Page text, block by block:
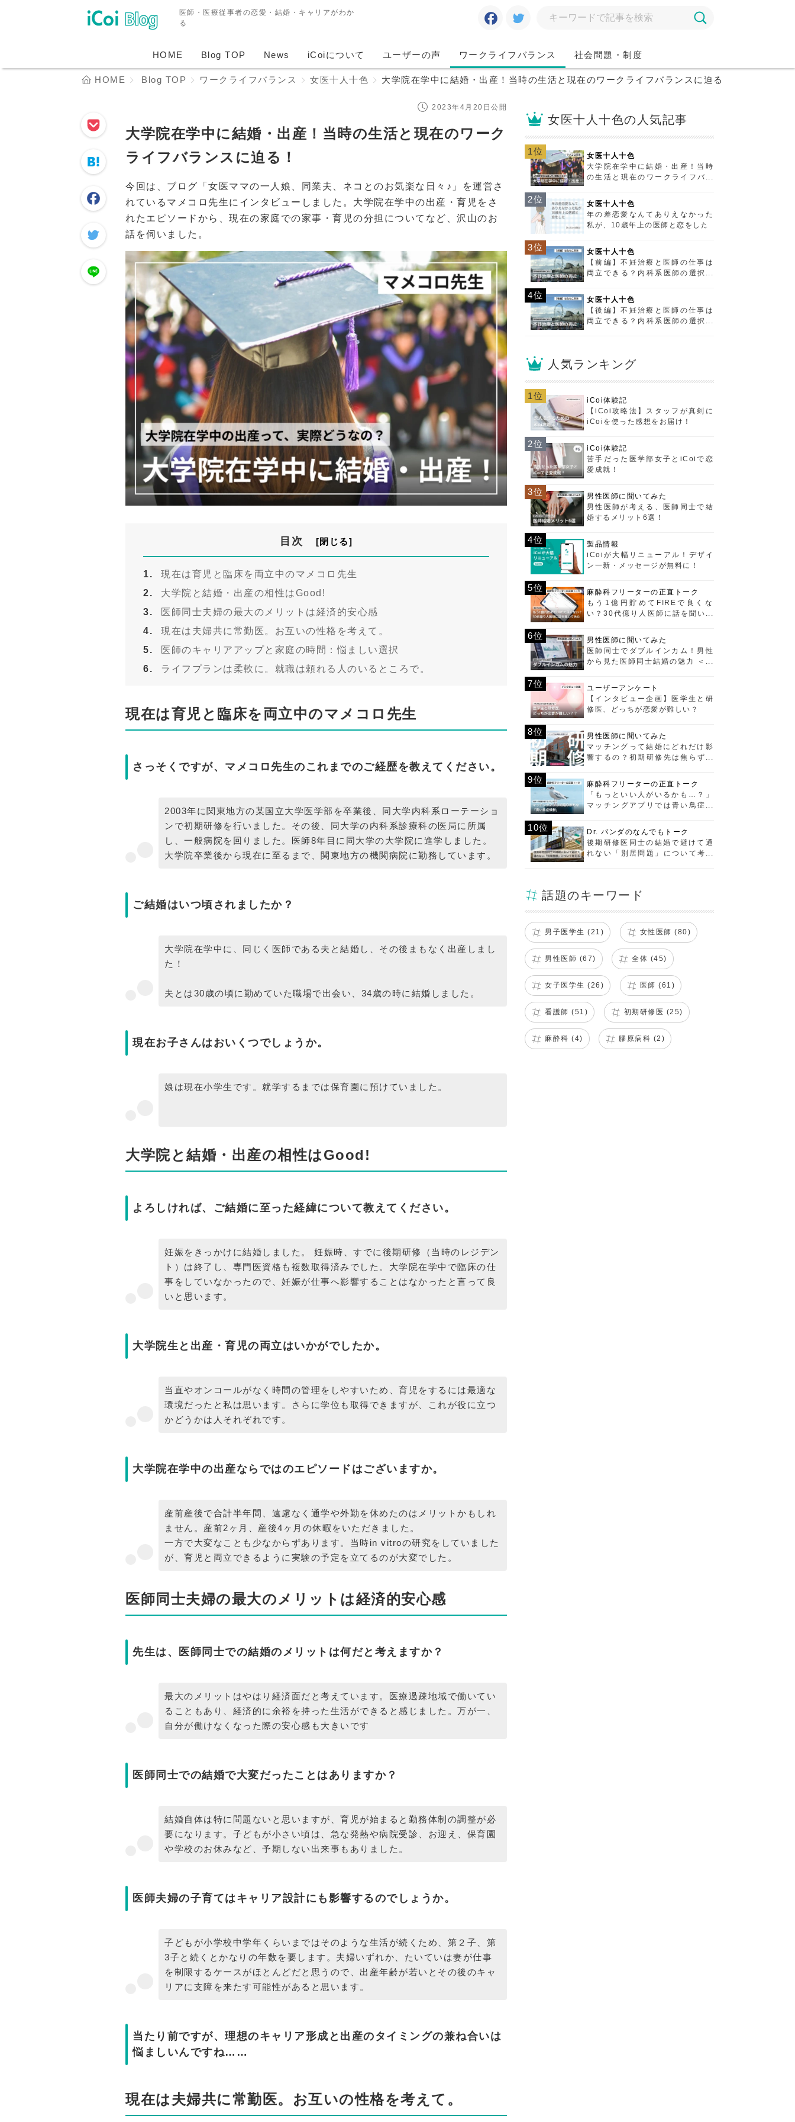
医師・医療従事者の恋愛・結婚・キャリアがわか
る
HOME Blog TOP News iCoiについて ユーザーの声 ワークライフバランス 社会問題・制度
HOME Blog TOP ワークライフバランス 女医十人十色 大学院在学中に結婚・出産！当時の生活と現在のワークライフバランスに迫る！
2023年4月20日公開
大学院在学中に結婚・出産！当時の生活と現在のワーク
ライフバランスに迫る！
今回は、ブログ「女医ママの一人娘、同業夫、ネコとのお気楽な日々♪」を運営さ
れているマメコロ先生にインタビューしました。大学院在学中の出産・育児をさ
れたエピソードから、現在の家庭での家事・育児の分担についてなど、沢山のお
話を伺いました。
目次
現在は育児と臨床を両立中のマメコロ先生
大学院と結婚・出産の相性はGood!
医師同士夫婦の最大のメリットは経済的安心感
現在は夫婦共に常勤医。お互いの性格を考えて。
医師のキャリアアップと家庭の時間：悩ましい選択
ライフプランは柔軟に。就職は頼れる人のいるところで。
現在は育児と臨床を両立中のマメコロ先生
さっそくですが、マメコロ先生のこれまでのご経歴を教えてください。
2003年に関東地方の某国立大学医学部を卒業後、同大学内科系ローテーショ
ンで初期研修を行いました。その後、同大学の内科系診療科の医局に所属
し、一般病院を回りました。医師8年目に同大学の大学院に進学しました。
大学院卒業後から現在に至るまで、関東地方の機関病院に勤務しています。
ご結婚はいつ頃されましたか？
大学院在学中に、同じく医師である夫と結婚し、その後まもなく出産しまし
た！
夫とは30歳の頃に勤めていた職場で出会い、34歳の時に結婚しました。
現在お子さんはおいくつでしょうか。
娘は現在小学生です。就学するまでは保育園に預けていました。
大学院と結婚・出産の相性はGood!
よろしければ、ご結婚に至った経緯について教えてください。
妊娠をきっかけに結婚しました。 妊娠時、すでに後期研修（当時のレジデン
ト）は終了し、専門医資格も複数取得済みでした。大学院在学中で臨床の仕
事をしていなかったので、妊娠が仕事へ影響することはなかったと言って良
いと思います。
大学院生と出産・育児の両立はいかがでしたか。
当直やオンコールがなく時間の管理をしやすいため、育児をするには最適な
環境だったと私は思います。さらに学位も取得できますが、これが役に立つ
かどうかは人それぞれです。
大学院在学中の出産ならではのエピソードはございますか。
産前産後で合計半年間、遠慮なく通学や外勤を休めたのはメリットかもしれ
ません。産前2ヶ月、産後4ヶ月の休暇をいただきました。
一方で大変なことも少なからずあります。当時in vitroの研究をしていました
が、育児と両立できるように実験の予定を立てるのが大変でした。
医師同士夫婦の最大のメリットは経済的安心感
先生は、医師同士での結婚のメリットは何だと考えますか？
最大のメリットはやはり経済面だと考えています。医療過疎地域で働いてい
ることもあり、経済的に余裕を持った生活ができると感じました。万が一、
自分が働けなくなった際の安心感も大きいです
医師同士での結婚で大変だったことはありますか？
結婚自体は特に問題ないと思いますが、育児が始まると勤務体制の調整が必
要になります。子どもが小さい頃は、急な発熱や病院受診、お迎え、保育園
や学校のお休みなど、予期しない出来事もありました。
医師夫婦の子育てはキャリア設計にも影響するのでしょうか。
子どもが小学校中学年くらいまではそのような生活が続くため、第２子、第
3子と続くとかなりの年数を要します。夫婦いずれか、たいていは妻が仕事
を制限するケースがほとんどだと思うので、出産年齢が若いとその後のキャ
リアに支障を来たす可能性があると思います。
当たり前ですが、理想のキャリア形成と出産のタイミングの兼ね合いは
悩ましいんですね……
現在は夫婦共に常勤医。お互いの性格を考えて。
女医十人十色の人気記事
女医十人十色
大学院在学中に結婚・出産！当時
の生活と現在のワークライフバラ
1位
女医十人十色
年の差恋愛なんてありえなかった
私が、10歳年上の医師と恋をした
2位
女医十人十色
【前編】不妊治療と医師の仕事は
両立できる？内科系医師の選択に
3位
女医十人十色
【後編】不妊治療と医師の仕事は
両立できる？内科系医師の選択に
4位
人気ランキング
iCoi体験記
【iCoi攻略法】スタッフが真剣に
iCoiを使った感想をお届け！
1位
iCoi体験記
苦手だった医学部女子とiCoiで恋
愛成就！
2位
男性医師に聞いてみた
男性医師が考える、医師同士で結
婚するメリット6選！
3位
製品情報
iCoiが大幅リニューアル！デザイ
ン一新・メッセージが無料に！
4位
麻酔科フリーターの正直トーク
もう1億円貯めてFIREで良くな
い？30代億り人医師に話を聞いて
5位
男性医師に聞いてみた
医師同士でダブルインカム！男性
から見た医師同士結婚の魅力 ＜経
6位
ユーザーアンケート
【インタビュー企画】医学生と研
修医、どっちが恋愛が難しい？
7位
男性医師に聞いてみた
マッチングって結婚にどれだけ影
響するの？初期研修先は焦らず選
8位
麻酔科フリーターの正直トーク
「もっといい人がいるかも…？」
マッチングアプリでは青い鳥症候
9位
Dr. パンダのなんでもトーク
後期研修医同士の結婚で避けて通
れない「別居問題」について考え
10位
話題のキーワード
男子医学生 (21) 女性医師 (80)
男性医師 (67) 全体 (45)
女子医学生 (26) 医師 (61)
看護師 (51) 初期研修医 (25)
麻酔科 (4) 膠原病科 (2)